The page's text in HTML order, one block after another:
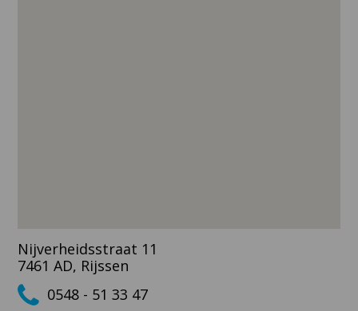
Nijverheidsstraat 11
7461 AD, Rijssen
0548 - 51 33 47